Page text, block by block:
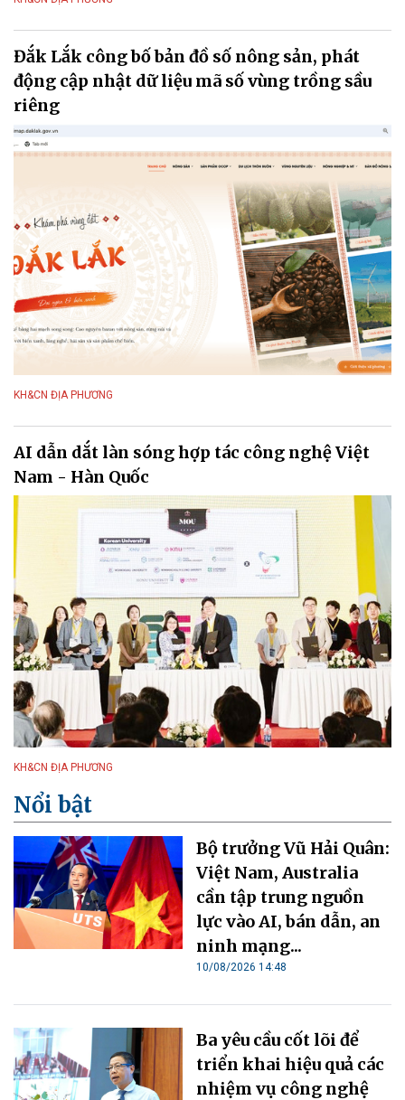
Đắk Lắk công bố bản đồ số nông sản, phát
động cập nhật dữ liệu mã số vùng trồng sầu
riêng
KH&CN ĐỊA PHƯƠNG
AI dẫn dắt làn sóng hợp tác công nghệ Việt
Nam - Hàn Quốc
KH&CN ĐỊA PHƯƠNG
Nổi bật
Bộ trưởng Vũ Hải Quân:
Việt Nam, Australia
cần tập trung nguồn
lực vào AI, bán dẫn, an
ninh mạng...
10/08/2026 14:48
Ba yêu cầu cốt lõi để
triển khai hiệu quả các
nhiệm vụ công nghệ